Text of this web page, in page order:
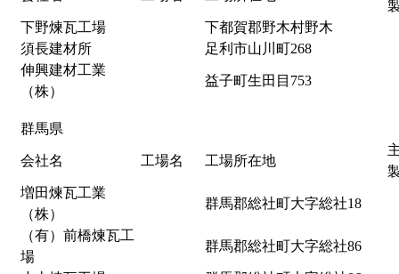
下野煉瓦工場
下都賀郡野木村野木
須長建材所
足利市山川町268
伸興建材工業
（株）
益子町生田目753
群馬県
会社名 工場名 工場所在地
増田煉瓦工業
（株）
群馬郡総社町大字総社18
（有）前橋煉瓦工
場
群馬郡総社町大字総社86